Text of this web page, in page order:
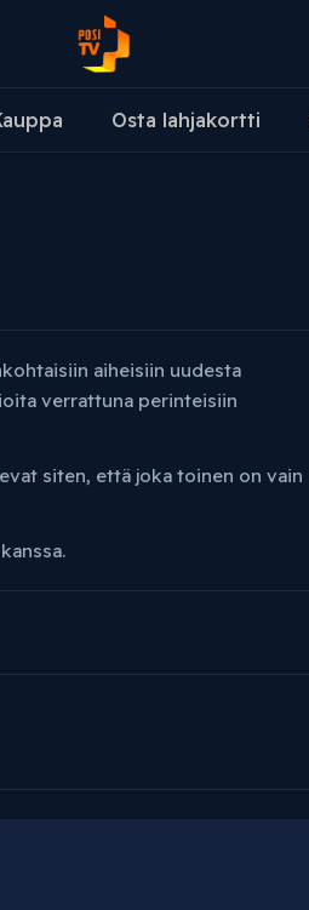
Osta lahjakortti
aiheisiin uudesta
verrattuna perinteisiin
siten, että joka toinen on vain